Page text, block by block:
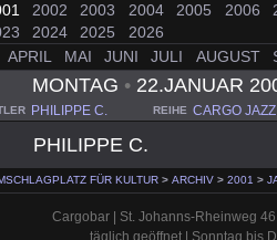
2002 2003 2004 2005 2006
2024 2025
2026
APRIL MAI JUNI JULI AUGUST
MONTAG •22.JANUAR
PHILIPPE C. REIHE CARGO
PHILIPPE C.
FÜR KULTUR > ARCHIV > 2001 >
Cargobar | St. Johanns-Rheinweg
täglich geöffnet | Sonntag bis